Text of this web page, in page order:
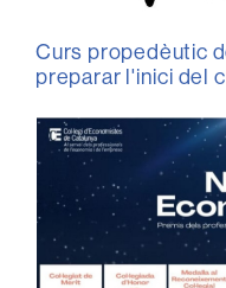
Curs propedèutic
preparar l'inici del